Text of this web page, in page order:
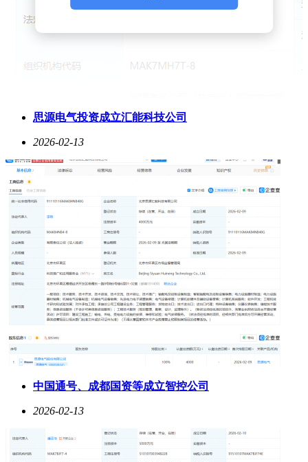
思源电气投资成立汇能科技公司
2026-02-13
中国通号、成都国资等成立智控公司
2026-02-13